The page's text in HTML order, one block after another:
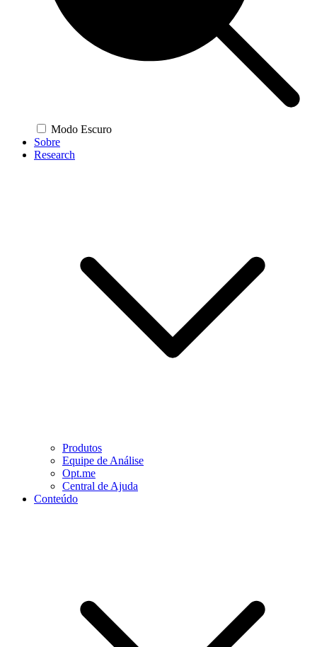
Modo Escuro
Sobre
Research
Produtos
Equipe de Análise
Opt.me
Central de Ajuda
Conteúdo